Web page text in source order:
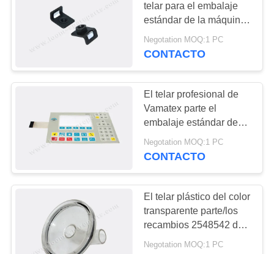
PIEZAS DEL
TELAR DE
VAMATEX
225
Recambios del telar
de Somet
telar para el embalaje
estándar de la máquina
de Vamatex K88
Negotation MOQ:1 PC
CONTACTO
El telar profesional de
Vamatex parte el
embalaje estándar de
los recambios del telar
del estoque
Negotation MOQ:1 PC
CONTACTO
El telar plástico del color
transparente parte/los
recambios 2548542 de
la materia textil
Negotation MOQ:1 PC